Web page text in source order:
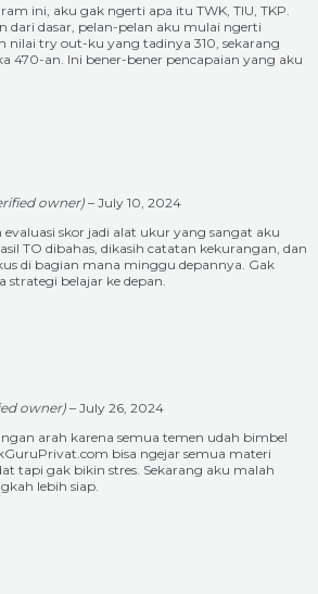
ini, aku gak ngerti apa itu TWK, TIU, TKP.
dari dasar, pelan-pelan aku mulai ngerti
nilai try out-ku yang tadinya 310, sekarang
470-an. Ini bener-bener pencapaian yang aku
owner)– July 10, 2024
skor jadi alat ukur yang sangat aku
TO dibahas, dikasih catatan kekurangan, dan
di bagian mana minggu depannya. Gak
strategi belajar ke depan.
owner)– July 26, 2024
arah karena semua temen udah bimbel
bisa ngejar semua materi
tapi gak bikin stres. Sekarang aku malah
lebih siap.